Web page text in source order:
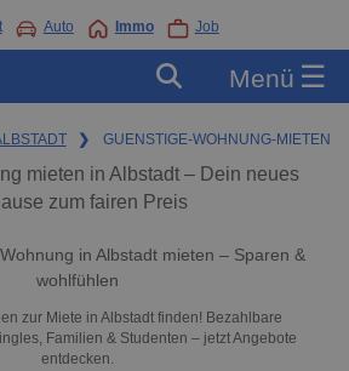
Auto Immo Job
Menü ☰
❯ GUENSTIGE-WOHNUNG-MIETEN
mieten in Albstadt – Dein neues
zum fairen Preis
in Albstadt mieten – Sparen &
wohlfühlen
zur Miete in Albstadt finden! Bezahlbare
Familien & Studenten – jetzt Angebote
entdecken.